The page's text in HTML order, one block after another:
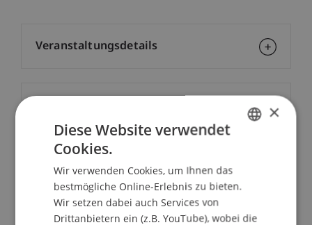
Dozierende/Dozierender:
Dr. Bernd Schenk
School/Professur:
Veranstaltungsdetails
×
Diese Website verwendet
Cookies.
Wir verwenden Cookies, um Ihnen das
bestmögliche Online-Erlebnis zu bieten.
Wir setzen dabei auch Services von
Drittanbietern ein (z.B. YouTube), wobei die